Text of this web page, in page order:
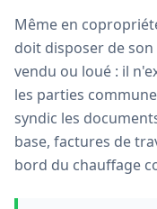
Même en
doit disposer de
vendu ou loué : il
les parties
syndic les
base, factures de
bord du chauffage